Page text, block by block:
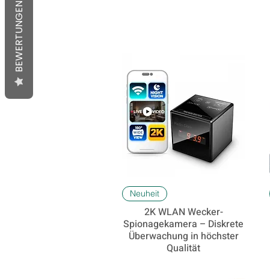
Schnellansicht
Neuheit
2K WLAN Wecker-
Spionagekamera – Diskrete
Überwachung in höchster
Qualität
BEWERTUNGEN